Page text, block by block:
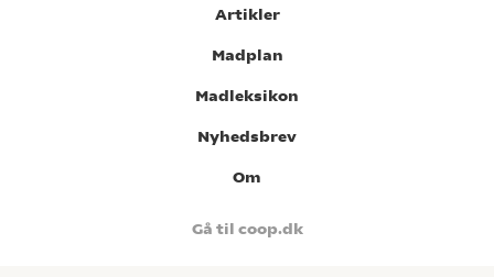
Artikler
Madplan
Madleksikon
Nyhedsbrev
Om
Gå til coop.dk